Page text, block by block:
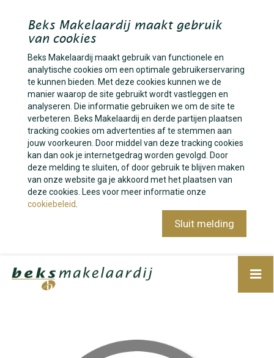
Beks Makelaardij maakt gebruik
van cookies
Beks Makelaardij maakt gebruik van functionele en
analytische cookies om een optimale gebruikerservaring
te kunnen bieden. Met deze cookies kunnen we de
manier waarop de site gebruikt wordt vastleggen en
analyseren. Die informatie gebruiken we om de site te
verbeteren. Beks Makelaardij en derde partijen plaatsen
tracking cookies om advertenties af te stemmen aan
jouw voorkeuren. Door middel van deze tracking cookies
kan dan ook je internetgedrag worden gevolgd. Door
deze melding te sluiten, of door gebruik te blijven maken
van onze website ga je akkoord met het plaatsen van
deze cookies. Lees voor meer informatie onze
cookiebeleid
Sluit melding